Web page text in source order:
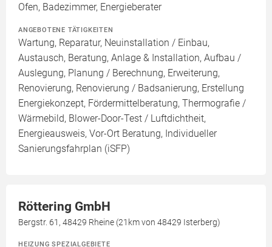
Ofen, Badezimmer, Energieberater
ANGEBOTENE TÄTIGKEITEN
Wartung, Reparatur, Neuinstallation / Einbau,
Austausch, Beratung, Anlage & Installation, Aufbau /
Auslegung, Planung / Berechnung, Erweiterung,
Renovierung, Renovierung / Badsanierung, Erstellung
Energiekonzept, Fördermittelberatung, Thermografie /
Wärmebild, Blower-Door-Test / Luftdichtheit,
Energieausweis, Vor-Ort Beratung, Individueller
Sanierungsfahrplan (iSFP)
Röttering GmbH
Bergstr. 61, 48429 Rheine (21km von 48429 Isterberg)
HEIZUNG SPEZIALGEBIETE